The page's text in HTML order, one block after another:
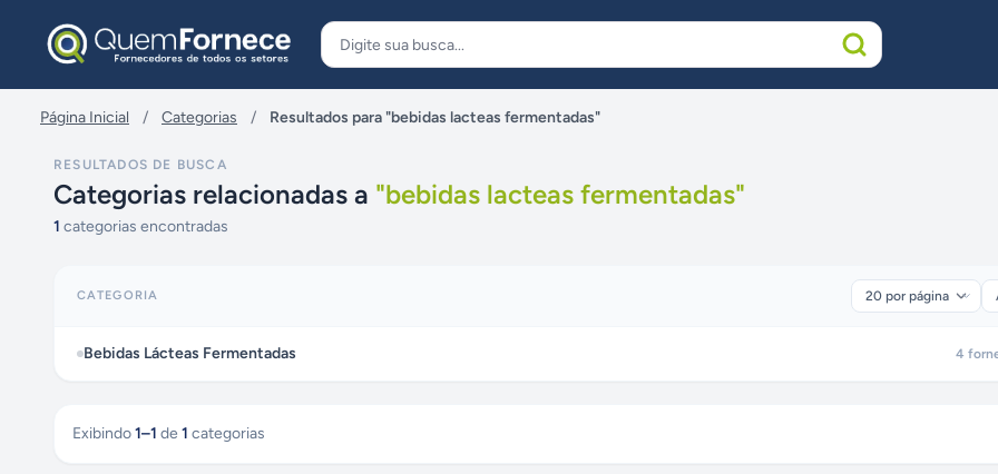
Página Inicial / Categorias / Resultados para "bebidas lacteas fermentadas"
RESULTADOS DE BUSCA
Categorias relacionadas a "bebidas lacteas fermentadas"
1 categorias encontradas
CATEGORIA
Bebidas Lácteas Fermentadas 4
Exibindo1–1 de 1 categorias